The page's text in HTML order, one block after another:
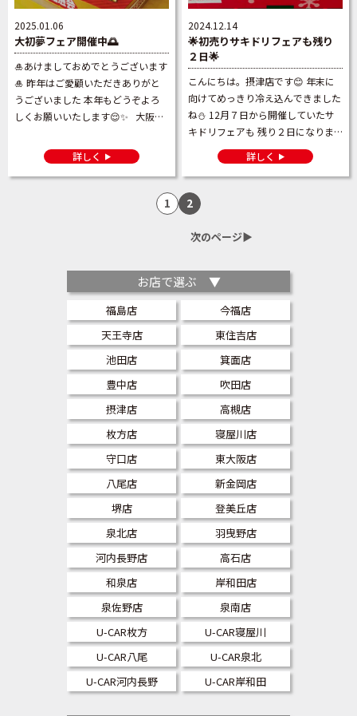
2025.01.06
大初夢フェア開催中🌅
🎍あけましておめでとうございます
🎍 昨年はご愛顧いただきありがと
うございました 本年もどうぞよろ
しくお願いいたします😌✨ 大阪ダ
ェアを開催しております🐍 期間は
詳しく
2024.12.14
🌟初売りサキドリフェアも残り
２日🌟
こんにちは。摂津店です😊 年末に
向けてめっきり冷え込んできました
ね⛄ 12月７日から開催していたサ
キドリフェアも 残り２日になりま
した🚩 楽しいくじ引き♪ ぜひご
参加ください😊 もちろんＷチャン
スもございます😄 スマホで […]
詳しく
1 2
次のページ▶︎
お店で選ぶ ▼
福島店
今福店
天王寺店
東住吉店
池田店
箕面店
豊中店
吹田店
摂津店
高槻店
枚方店
寝屋川店
守口店
東大阪店
八尾店
新金岡店
堺店
登美丘店
泉北店
羽曳野店
河内長野店
高石店
和泉店
岸和田店
泉佐野店
泉南店
U-CAR枚方
U-CAR寝屋川
U-CAR八尾
U-CAR泉北
U-CAR河内長野
U-CAR岸和田